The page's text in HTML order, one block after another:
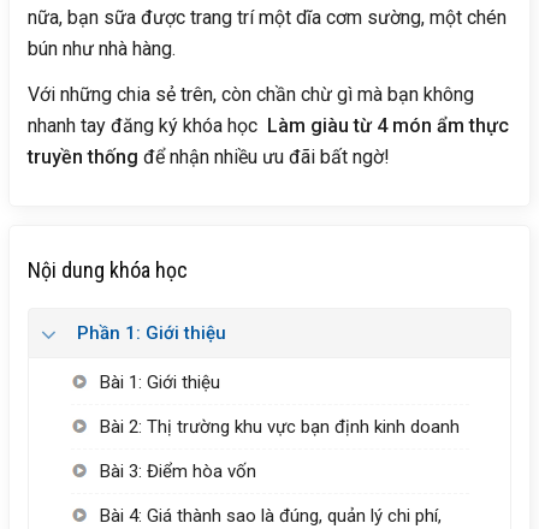
nữa, bạn sữa được trang trí một dĩa cơm sường, một chén
bún như nhà hàng.
Với những chia sẻ trên, còn chần chừ gì mà bạn không
nhanh tay đăng ký khóa học Làm giàu từ 4 món ẩm thực
truyền thống để nhận nhiều ưu đãi bất ngờ!
Nội dung khóa học
Phần 1: Giới thiệu
Bài 1: Giới thiệu
Bài 2: Thị trường khu vực bạn định kinh doanh
Bài 3: Điểm hòa vốn
Bài 4: Giá thành sao là đúng, quản lý chi phí,